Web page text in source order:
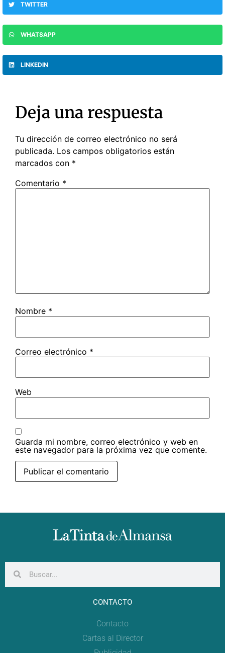
TWITTER
WHATSAPP
LINKEDIN
Deja una respuesta
Tu dirección de correo electrónico no será
publicada. Los campos obligatorios están
marcados con *
Comentario *
Nombre *
Correo electrónico *
Web
Guarda mi nombre, correo electrónico y web en
este navegador para la próxima vez que comente.
CONTACTO
Contacto
Cartas al Director